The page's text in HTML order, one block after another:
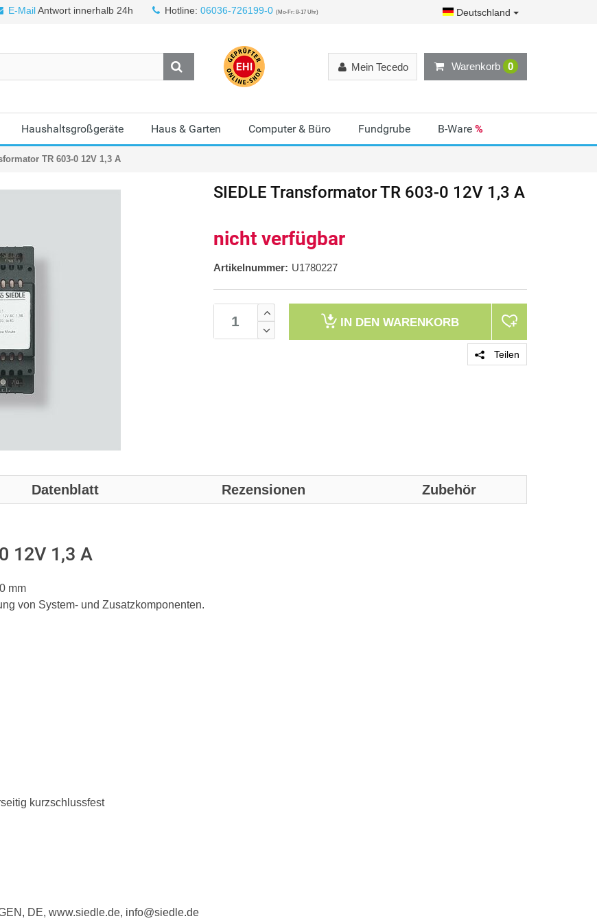
E-MailAntwort innerhalb 24h Hotline: 06036-726199-0 (Mo-Fr: 8-17 Uhr) Deutschland
Warenkorb 0
Mein Tecedo
Haushaltsgroßgeräte Haus & Garten Computer & Büro Fundgrube B-Ware %
TR 603-0 12V 1,3 A
SIEDLE Transformator TR 603-0 12V 1,3 A
nicht verfügbar
Artikelnummer: U1780227
IN DEN WARENKORB
Teilen
Datenblatt Rezensionen Zubehör
12V 1,3 A
mm
von System- und Zusatzkomponenten.
kurzschlussfest
DE, www.siedle.de, info@siedle.de